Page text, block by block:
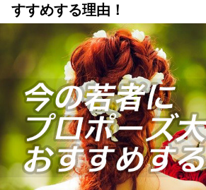
すすめする理由！